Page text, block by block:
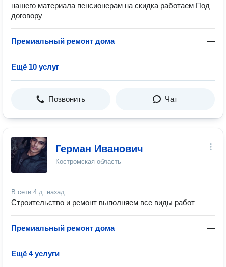
нашего материала пенсионерам на скидка работаем Под
договору
Премиальный ремонт дома —
Ещё 10 услуг
Позвонить Чат
Герман Иванович
Костромская область
В сети 4 д. назад
Строительство и ремонт выполняем все виды работ
Премиальный ремонт дома —
Ещё 4 услуги